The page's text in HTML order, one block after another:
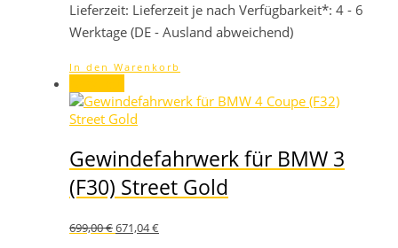
Lieferzeit: Lieferzeit je nach Verfügbarkeit*: 4 - 6
Werktage (DE - Ausland abweichend)
In den Warenkorb
Gewindefahrwerk für BMW 3
(F30) Street Gold
699,00€Ursprünglicher
671,04€Aktueller